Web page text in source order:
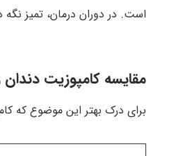
است. در دوران درمان، تمیز
مقایسه کامپوزیت
برای درک بهتر این موضوع که